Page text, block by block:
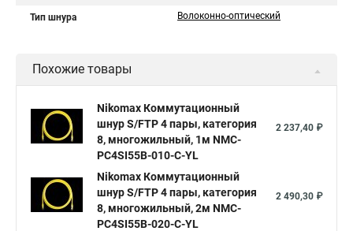
Тип шнура Волоконно-оптический
Похожие товары
Nikomax Коммутационный
шнур S/FTP 4 пары, категория
8, многожильный, 1м NMC-
PC4SI55B-010-C-YL
2 237,40 ₽
Nikomax Коммутационный
шнур S/FTP 4 пары, категория
8, многожильный, 2м NMC-
PC4SI55B-020-C-YL
2 490,30 ₽